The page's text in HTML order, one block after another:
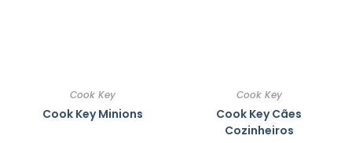
Cook Key
Cook Key Minions
Cook Key
Cook Key Cães
Cozinheiros